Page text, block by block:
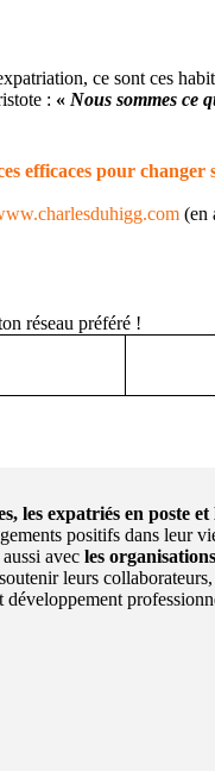
ce sont ces
: « Nous sommes ce
efficaces pour changer
(en
réseau préféré !
les expatriés en poste
positifs dans leur
avecles
leurs